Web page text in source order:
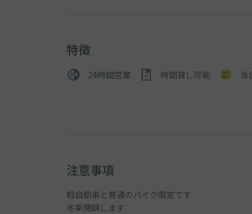
特徴
24時間営業 時間貸し可能 当
注意事項
軽自動車と普通のバイク限定です
冬季閉鎖します